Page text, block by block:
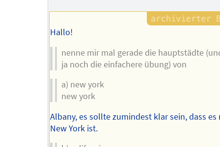
Autors
Hallo!
nenne mir mal gerade die hauptstädte
ja noch die einfachere übung) von
a) new york
new york
Albany, es sollte zumindest klar sein, dass es
New York ist.